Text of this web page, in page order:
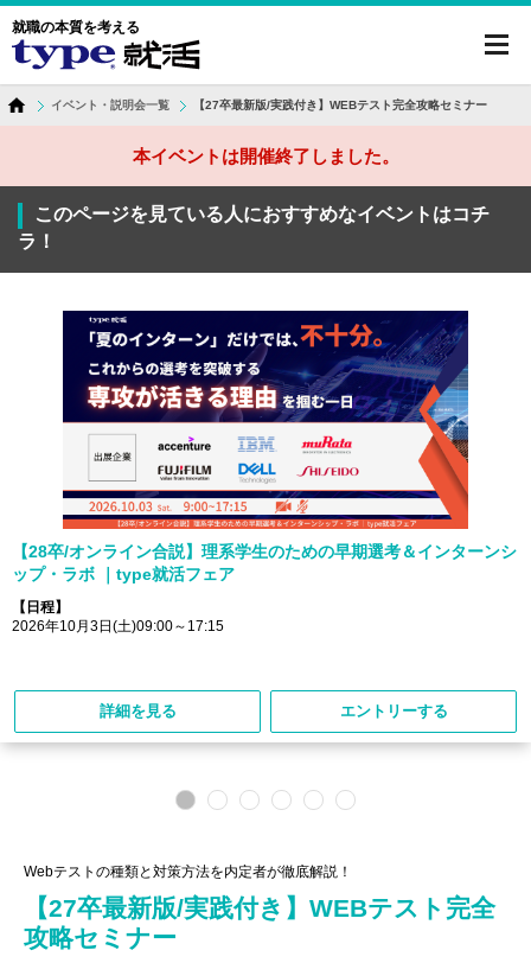
就職の本質を考える
イベント・説明会一覧 【27卒最新版/実践付き】WEBテスト完全攻略セミナー
本イベントは開催終了しました。
このページを見ている人におすすめなイベントはコチ
ラ！
【28卒/オンライン合説】理系学生のための早期選考＆インターンシ
ップ・ラボ ｜type就活フェア
【日程】
2026年10月3日(土)09:00～17:15
詳細を見る エントリーする
Webテストの種類と対策方法を内定者が徹底解説！
【27卒最新版/実践付き】WEBテスト完全
攻略セミナー